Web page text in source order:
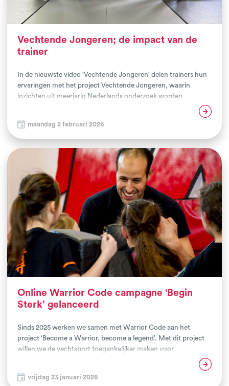
Vechtende Jongeren; de impact van de
trainer
In de nieuwste video 'Vechtende Jongeren' delen trainers hun
ervaringen met het project Vechtende Jongeren, waarin
inzichten uit meerjarig Nederlands onderzoek worden
sportpsychologen, een scholingsprogramma waarin trainers
en jongerenwerkers worden opgeleid en begeleid. De focus ligt
op veerkracht, talentontwikkeling en het versterken van grip
op het leven, zowel op de mat als daarbuiten. In Den Haag
hebben de trainers van 2 clubs het volledige Vechtende
Jongeren programma doorlopen. Wat doen ze anders? Welke
betekenis geven zij aan talent? En hoe kijken zij nu naar de
doelgroep? Deze vragen en meer staan centraal in de nieuwste
video Vechtende Jongeren, die vandaag is gelanceerd en te
bekijken is via ons YouTube-kanaal.
maandag 2 februari 2026
Online Warrior Code campagne ‘Begin
Sterk’ gelanceerd
Sinds 2025 werken we samen met Warrior Code aan het
project ‘Become a Warrior, become a legend’. Met dit project
willen we de vechtsport toegankelijker maken voor
uiteenlopende doelgroepen die nu nog niet of onvoldoende
influencers hopen we ze enthousiast te maken om een
vrijdag 23 januari 2026